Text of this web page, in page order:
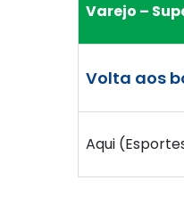
Varejo –
Volta aos
Aqui